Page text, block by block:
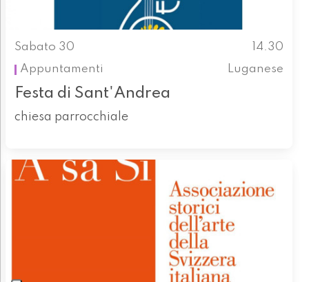
Sabato 30
14.30
Appuntamenti
Luganese
Festa di Sant'Andrea
chiesa parrocchiale